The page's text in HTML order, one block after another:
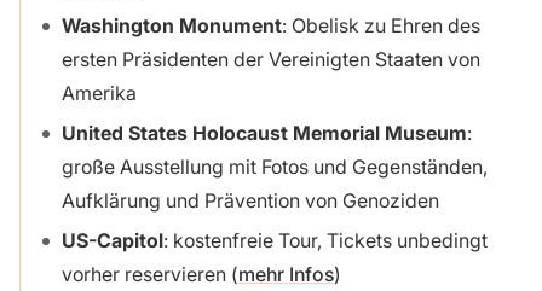
Washington Monument: Obelisk zu Ehren des
ersten Präsidenten der Vereinigten Staaten von
Amerika
United States Holocaust Memorial Museum:
große Ausstellung mit Fotos und Gegenständen,
Aufklärung und Prävention von Genoziden
US-Capitol: kostenfreie Tour, Tickets unbedingt
vorher reservieren (mehr Infos)